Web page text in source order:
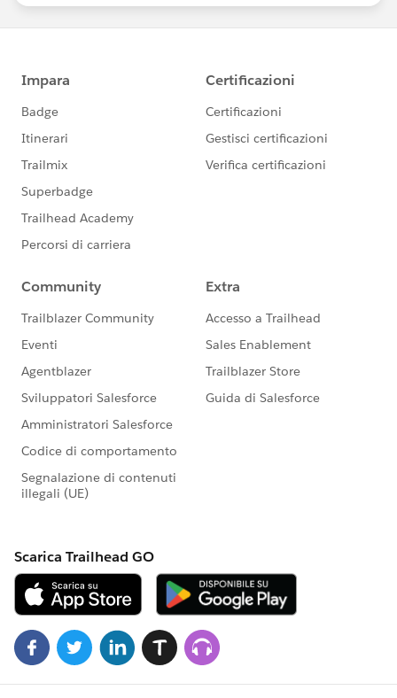
https://www.salesforce.com/jp/products/pardot
/overview
このグループは株式会社セールスフォース・ジャパ
ンの社員によって管理、運営されています。
「Trailblazer Community オンライン行動規範」に
https://trailhead.salesforce.com/ja/trailblazerco
このグループ内での発言はForward Looking
http://investor.salesforce.com/about-
statements/default.aspx
https://www.salesforce.com/jp/company/progra
m-agreement
※こちらでの回答はあくまで社員もしくは有識者の
合はケース起票をお願いします。